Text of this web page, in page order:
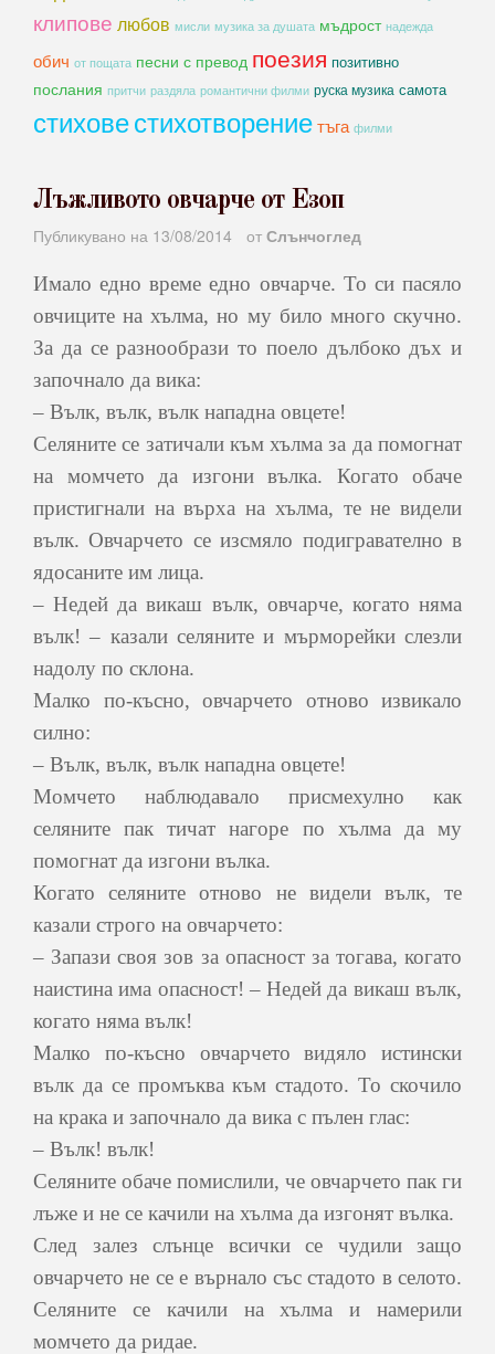
клипове любов мисли музика за душата мъдрост надежда
обич от пощата песни с превод поезия позитивно
послания притчи раздяла романтични филми руска музика самота
стиховестихотворениетъга филми
Лъжливото овчарче от Езоп
Публикувано на 13/08/2014 от Слънчоглед
Имало едно време едно овчарче. То си пасяло
овчиците на хълма, но му било много скучно.
За да се разнообрази то поело дълбоко дъх и
започнало да вика:
– Вълк, вълк, вълк нападна овцете!
Селяните се затичали към хълма за да помогнат
на момчето да изгони вълка. Когато обаче
пристигнали на върха на хълма, те не видели
вълк. Овчарчето се изсмяло подигравателно в
ядосаните им лица.
– Недей да викаш вълк, овчарче, когато няма
вълк! – казали селяните и мърморейки слезли
надолу по склона.
Малко по-късно, овчарчето отново извикало
силно:
– Вълк, вълк, вълк нападна овцете!
Момчето наблюдавало присмехулно как
селяните пак тичат нагоре по хълма да му
помогнат да изгони вълка.
Когато селяните отново не видели вълк, те
казали строго на овчарчето:
– Запази своя зов за опасност за тогава, когато
наистина има опасност! – Недей да викаш вълк,
когато няма вълк!
Малко по-късно овчарчето видяло истински
вълк да се промъква към стадото. То скочило
на крака и започнало да вика с пълен глас:
– Вълк! вълк!
Селяните обаче помислили, че овчарчето пак ги
лъже и не се качили на хълма да изгонят вълка.
След залез слънце всички се чудили защо
овчарчето не се е върнало със стадото в селото.
Селяните се качили на хълма и намерили
момчето да ридае.